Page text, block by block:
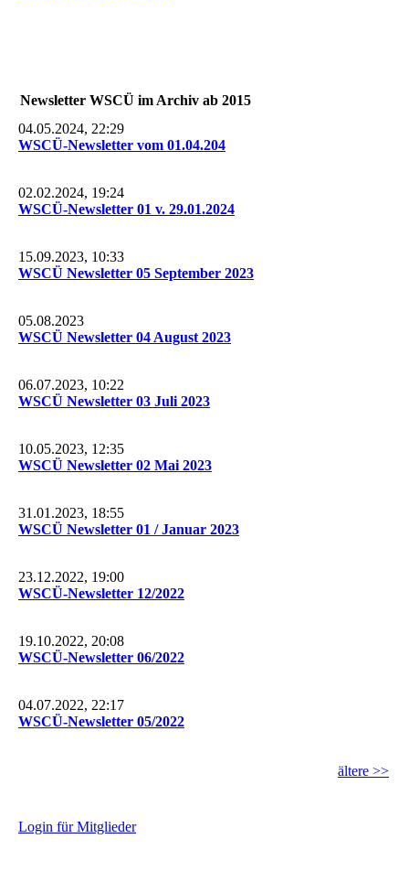
Newsletter WSCÜ im Archiv ab 2015
04.05.2024, 22:29
WSCÜ-Newsletter vom 01.04.204
02.02.2024, 19:24
WSCÜ-Newsletter 01 v. 29.01.2024
15.09.2023, 10:33
WSCÜ Newsletter 05 September 2023
05.08.2023
WSCÜ Newsletter 04 August 2023
06.07.2023, 10:22
WSCÜ Newsletter 03 Juli 2023
10.05.2023, 12:35
WSCÜ Newsletter 02 Mai 2023
31.01.2023, 18:55
WSCÜ Newsletter 01 / Januar 2023
23.12.2022, 19:00
WSCÜ-Newsletter 12/2022
19.10.2022, 20:08
WSCÜ-Newsletter 06/2022
04.07.2022, 22:17
WSCÜ-Newsletter 05/2022
ältere >>
Login für Mitglieder